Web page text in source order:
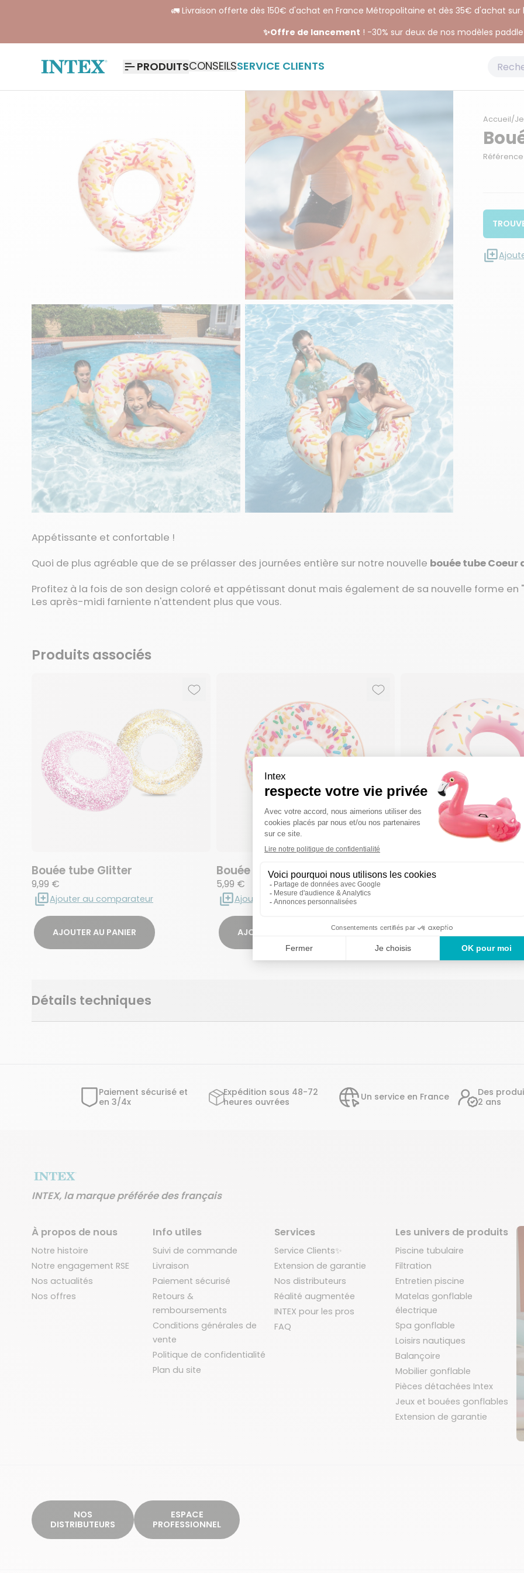
🚛 Livraison offerte dès 150€ d'achat en France Métropolitaine et dès 35€ d'achat
✨Offre de lancement ! -30% sur deux de nos modèles paddle
PRODUITSCONSEILSSERVICE CLIENTS
Accueil/
Référence
Appétissante et confortable !
Quoi de plus agréable que de se prélasser des journées entière sur notre nouvelle bouée tube Coeur
Profitez à la fois de son design coloré et appétissant donut mais également de sa nouvelle forme en "
Les après-midi farniente n'attendent plus que vous.
Produits associés
Ajouter aux favoris
Supprimer des favoris
Bouée tube Glitter
9,99 €
Ajouter au comparateur
AJOUTER AU PANIER
Ajouter aux favoris
Supprimer des favoris
Bouée gonflable Donut sucré
5,99 €
Ajouter au comparateur
AJOUTER AU PANIER
Bouée gonflable
AJOUTER AU PANIER
Détails techniques
Paiement sécurisé et
en 3/4x
Expédition sous 48-72
heures ouvrées
Un service en France
Des
2 ans
INTEX, la marque préférée des français
À propos de nous
Notre histoire
Notre engagement RSE
Nos actualités
Nos offres
Info utiles
Suivi de commande
Livraison
Paiement sécurisé
Retours &
remboursements
Conditions générales de
vente
Politique de confidentialité
Plan du site
Services
Service Clients✨
Extension de garantie
Nos distributeurs
Réalité augmentée
INTEX pour les pros
FAQ
Les univers de produits
Piscine tubulaire
Filtration
Entretien piscine
Matelas gonflable
électrique
Spa gonflable
Loisirs nautiques
Balançoire
Mobilier gonflable
Pièces détachées Intex
Jeux et bouées gonflables
Extension de garantie
NOS
DISTRIBUTEURS
ESPACE
PROFESSIONNEL